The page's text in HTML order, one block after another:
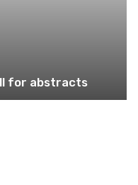
for abstracts